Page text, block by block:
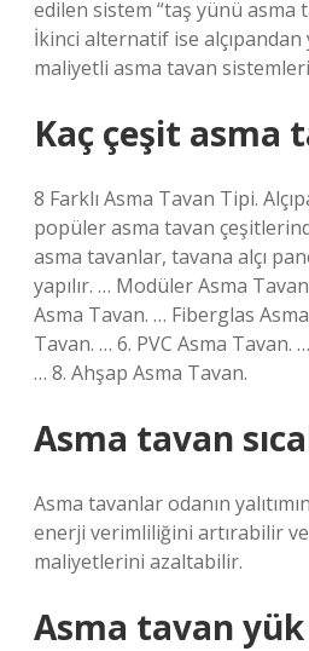
edilen sistem “taş yünü asma
İkinci alternatif ise alçıpandan
maliyetli asma tavan
Kaç çeşit asma
8 Farklı Asma Tavan Tipi.
popüler asma tavan
asma tavanlar, tavana alçı
yapılır. … Modüler Asma
Asma Tavan. … Fiberglas
Tavan. … 6. PVC Asma Tavan.
… 8. Ahşap Asma Tavan.
Asma tavan
Asma tavanlar odanın
enerji verimliliğini artırabilir ve
maliyetlerini azaltabilir.
Asma tavan yük